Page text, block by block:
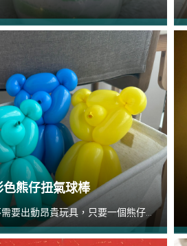
熊仔扭氣球棒
要出動昂貴玩具，只要一個熊仔...